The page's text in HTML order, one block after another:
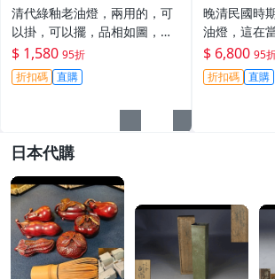
清代綠釉老油燈，兩用的，可
以掛，可以擺，品相如圖，底
有磕缺，不影響使用，喜歡-17
4
$ 1,580 95折
折扣碼 直購
晚清民國時
油燈，這在
口的物件，
6
$ 6,800 95
折扣碼 直購
日本代購